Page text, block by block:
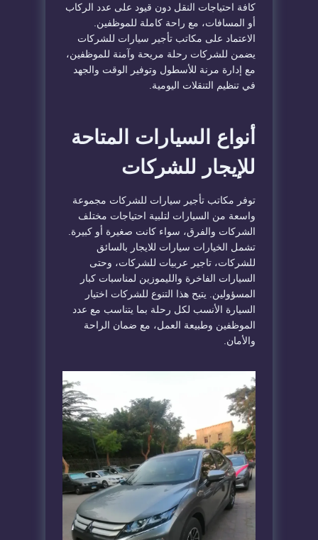
كافة احتياجات النقل دون قيود على عدد الركاب
أو المسافات، مع راحة كاملة للموظفين.
الاعتماد على مكاتب تأجير سيارات للشركات
يضمن للشركات رحلة مريحة وآمنة للموظفين،
مع إدارة مرنة للأسطول وتوفير الوقت والجهد
في تنظيم التنقلات اليومية.
أنواع السيارات المتاحة
للإيجار للشركات
توفر مكاتب تأجير سيارات للشركات مجموعة
واسعة من السيارات لتلبية احتياجات مختلف
الشركات والفرق، سواء كانت صغيرة أو كبيرة.
تشمل الخيارات سيارات للايجار بالسائق
للشركات، تاجير عربيات للشركات، وحتى
السيارات الفاخرة والليموزين لمناسبات كبار
المسؤولين. يتيح هذا التنوع للشركات اختيار
السيارة الأنسب لكل رحلة بما يتناسب مع عدد
الموظفين وطبيعة العمل، مع ضمان الراحة
والأمان.